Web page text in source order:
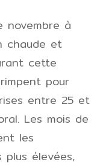
novembre à
chaude et
cette
pour
entre 25 et
Les mois de
les
plus élevées,